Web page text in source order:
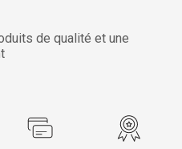
de qualité et une